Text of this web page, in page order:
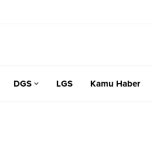
DGS LGS Kamu Haber